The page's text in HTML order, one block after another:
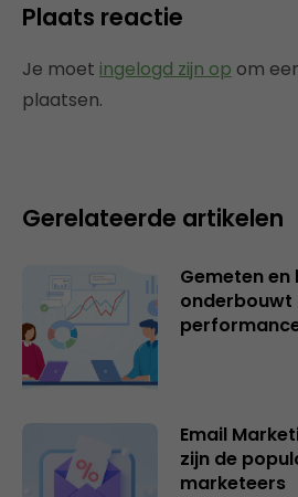
Plaats reactie
Je moet ingelogd zijn op om
plaatsen.
Gerelateerde artikelen
Gemeten en
onderbouwt
Email
zijn de
marketeers